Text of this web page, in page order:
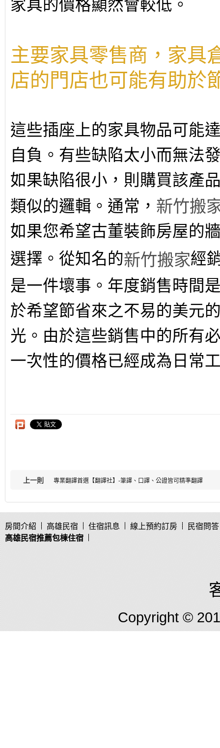
家具的價格顯然會較低。
主要家具零售商，家具
店的門店也可能有助於
這些插座上的家具物品可能
自負。有些缺陷太小而無法
如果缺陷很小，則購買該產
類似的邏輯。通常， 新竹搬
如果您希望古董裝飾房屋的
選擇。從知名的新竹搬家經
是一件壞事。年度銷售時間
於希望節省來之不易的美元
光。由於這些銷售中的所有
一次性的價格已經成為日常
上一則 專業翻譯首選【翻譯社】-筆譯、口譯、公證皆可精準翻譯
房間介紹 高雄民宿 住宿訊息 線上預約訂房
民宿問答
高雄民宿推薦包棟住宿
Copyright ©